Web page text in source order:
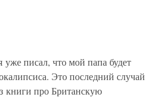
писал, что мой папа будет
Это последний случай
книги про Британскую